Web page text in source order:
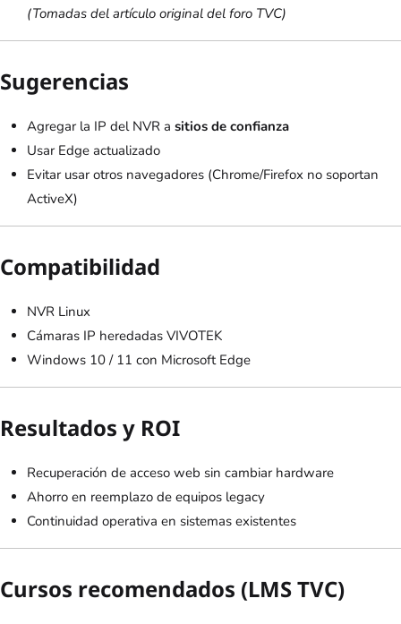
(Tomadas del artículo original del foro TVC)
Sugerencias
Agregar la IP del NVR a sitios de confianza
Usar Edge actualizado
Evitar usar otros navegadores (Chrome/Firefox no soportan
ActiveX)
Compatibilidad
NVR Linux
Cámaras IP heredadas VIVOTEK
Windows 10 / 11 con Microsoft Edge
Resultados y ROI
Recuperación de acceso web sin cambiar hardware
Ahorro en reemplazo de equipos legacy
Continuidad operativa en sistemas existentes
Cursos recomendados (LMS TVC)